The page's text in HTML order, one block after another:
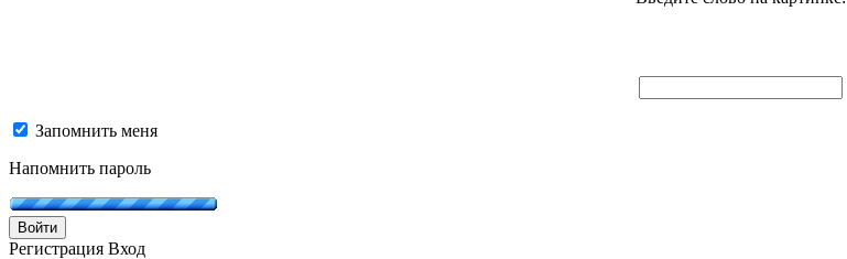
Запомнить меня
Напомнить пароль
Войти
Регистрация Вход